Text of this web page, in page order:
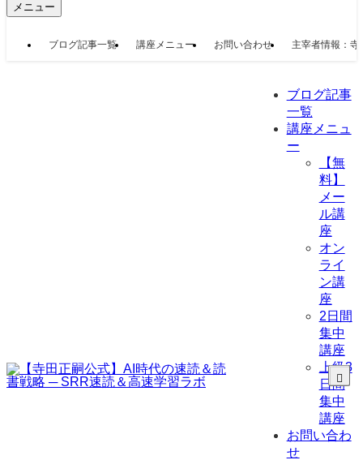
メニュー
ブログ記事一覧 講座メニュー お問い合わせ 主宰者情報：寺
ブログ記事
一覧
講座メニュ
ー
【無
料】
メー
ル講
座
オン
ライ
ン講
座
2日間
集中
講座
上級3
日間
集中
講座
お問い合わ
せ